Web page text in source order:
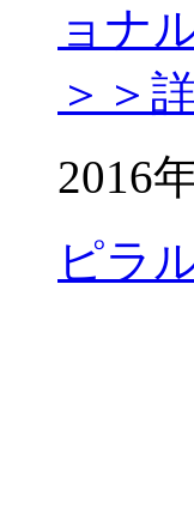
ョナ
＞＞
2016
ピラ